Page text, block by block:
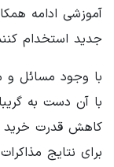
آموزشی ادامه
جدید استخدام
با وجود مسائل و
با آن دست به
کاهش قدرت خرید
برای نتایج